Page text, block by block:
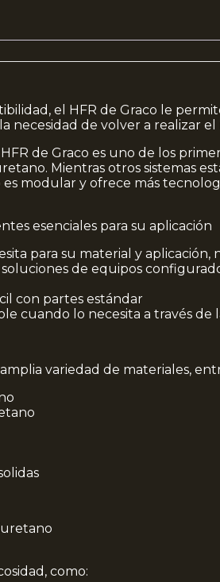
el HFR de Graco le
necesidad de volver a realizar
de Graco es uno de los
Mientras otros sistemas
es modular y ofrece más
esenciales para su aplicación
para su material y aplicación,
soluciones de equipos
con partes estándar
cuando lo necesita a través
variedad de materiales,
como: